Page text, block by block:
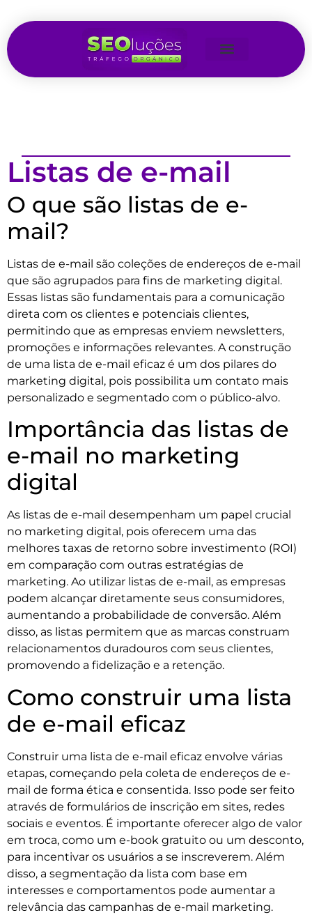
Listas de e-mail
O que são listas de e-
mail?
Listas de e-mail são coleções de endereços de e-mail
que são agrupados para fins de marketing digital.
Essas listas são fundamentais para a comunicação
direta com os clientes e potenciais clientes,
permitindo que as empresas enviem newsletters,
promoções e informações relevantes. A construção
de uma lista de e-mail eficaz é um dos pilares do
marketing digital, pois possibilita um contato mais
personalizado e segmentado com o público-alvo.
Importância das listas de
e-mail no marketing
digital
As listas de e-mail desempenham um papel crucial
no marketing digital, pois oferecem uma das
melhores taxas de retorno sobre investimento (ROI)
em comparação com outras estratégias de
marketing. Ao utilizar listas de e-mail, as empresas
podem alcançar diretamente seus consumidores,
aumentando a probabilidade de conversão. Além
disso, as listas permitem que as marcas construam
relacionamentos duradouros com seus clientes,
promovendo a fidelização e a retenção.
Como construir uma lista
de e-mail eficaz
Construir uma lista de e-mail eficaz envolve várias
etapas, começando pela coleta de endereços de e-
mail de forma ética e consentida. Isso pode ser feito
através de formulários de inscrição em sites, redes
sociais e eventos. É importante oferecer algo de valor
em troca, como um e-book gratuito ou um desconto,
para incentivar os usuários a se inscreverem. Além
disso, a segmentação da lista com base em
interesses e comportamentos pode aumentar a
relevância das campanhas de e-mail marketing.